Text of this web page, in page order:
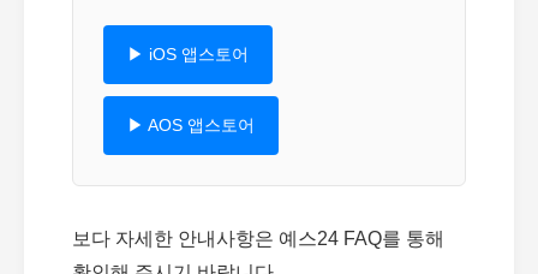
▶ iOS 앱스토어
▶ AOS 앱스토어
보다 자세한 안내사항은 예스24 FAQ를 통해